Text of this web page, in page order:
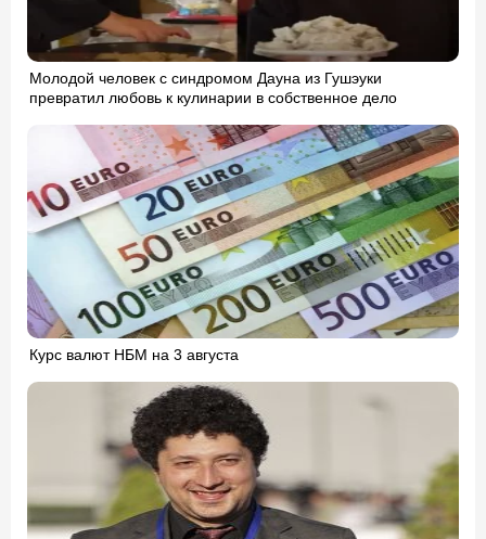
Молодой человек с синдромом Дауна из Гушэуки
превратил любовь к кулинарии в собственное дело
Курс валют НБМ на 3 августа